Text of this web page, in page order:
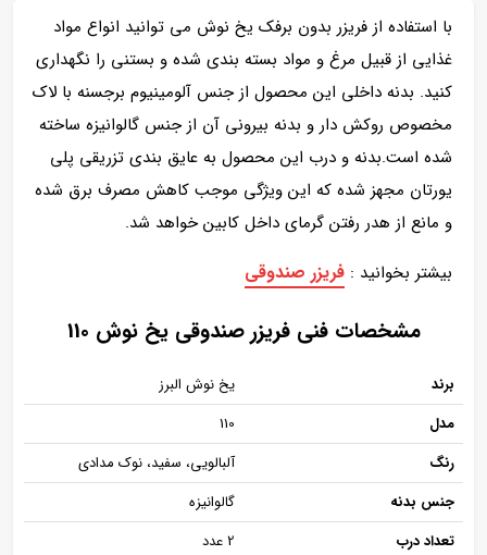
با استفاده از فریزر بدون برفک یخ نوش می توانید انواع مواد
غذایی از قبیل مرغ و مواد بسته بندی شده و بستنی را نگهداری
کنید. بدنه داخلی این محصول از جنس آلومینیوم برجسنه با لاک
مخصوص روکش دار و بدنه بیرونی آن از جنس گالوانیزه ساخته
شده است.بدنه و درب این محصول به عایق بندی تزریقی پلی
یورتان مجهز شده که این ویژگی موجب کاهش مصرف برق شده
و مانع از هدر رفتن گرمای داخل کابین خواهد شد.
بیشتر بخوانید : فریزر صندوقی
مشخصات فنی فریزر صندوقی یخ نوش 110
برند
یخ نوش البرز
مدل
110
رنگ
آلبالویی، سفید، نوک مدادی
جنس بدنه
گالوانیزه
تعداد درب
2 عدد